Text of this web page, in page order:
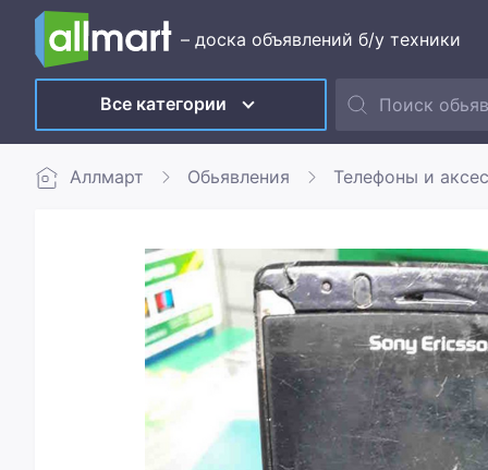
– доска объявлений б/у техники
Все категории
Аллмарт Обьявления Телефоны и